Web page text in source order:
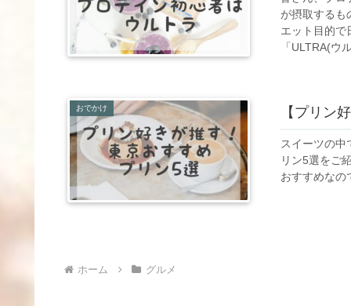
が摂取するも
エット目的で
「ULTRA(ウ
おでかけ 【プリン
スイーツの中
リン5選をご
おすすめなの
ホーム グルメ